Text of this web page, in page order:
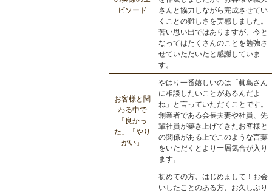
ピソード
さんと協力しながら完成させてい
くことの難しさを実感しました。
苦い思い出ではありますが、今と
なってはたくさんのことを勉強さ
せていただいたと感謝していま
す。
お客様と関
わる中で
「良かっ
た」「やり
がい」
やはり一番嬉しいのは「眞島さん
に相談したいことがあるんだよ
ね」と言っていただくことです。
創業者である会長夫妻や社員、先
輩社員が築き上げてきたお客様と
の関係がある上でこのような言葉
をいただくとより一層気合が入り
ます。
初めての方、はじめまして！お会
いしたことのある方、お久しぶり